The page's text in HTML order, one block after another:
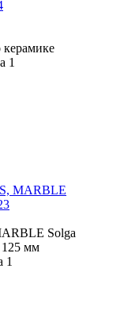
1
MARBLE
Solga
125 мм
1